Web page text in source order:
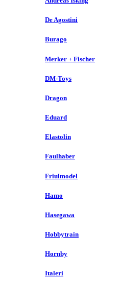
De Agostini
Burago
Merker + Fischer
DM-Toys
Dragon
Eduard
Elastolin
Faulhaber
Friulmodel
Hamo
Hasegawa
Hobbytrain
Hornby
Italeri